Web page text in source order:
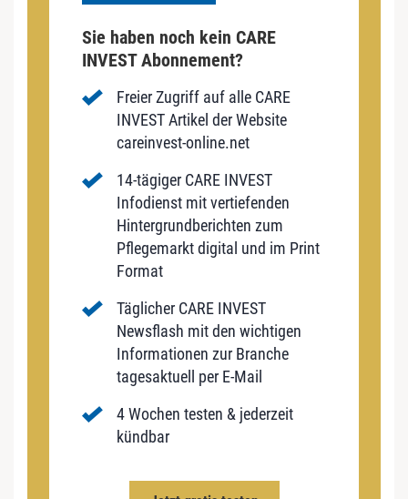
Sie haben noch kein CARE
INVEST Abonnement?
Freier Zugriff auf alle CARE
INVEST Artikel der Website
careinvest-online.net
14-tägiger CARE INVEST
Infodienst mit vertiefenden
Hintergrundberichten zum
Pflegemarkt digital und im Print
Format
Täglicher CARE INVEST
Newsflash mit den wichtigen
Informationen zur Branche
tagesaktuell per E-Mail
4 Wochen testen & jederzeit
kündbar